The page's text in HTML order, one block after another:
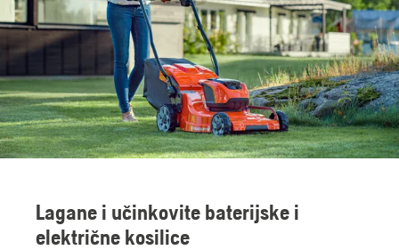
Lagane i učinkovite baterijske i
električne kosilice